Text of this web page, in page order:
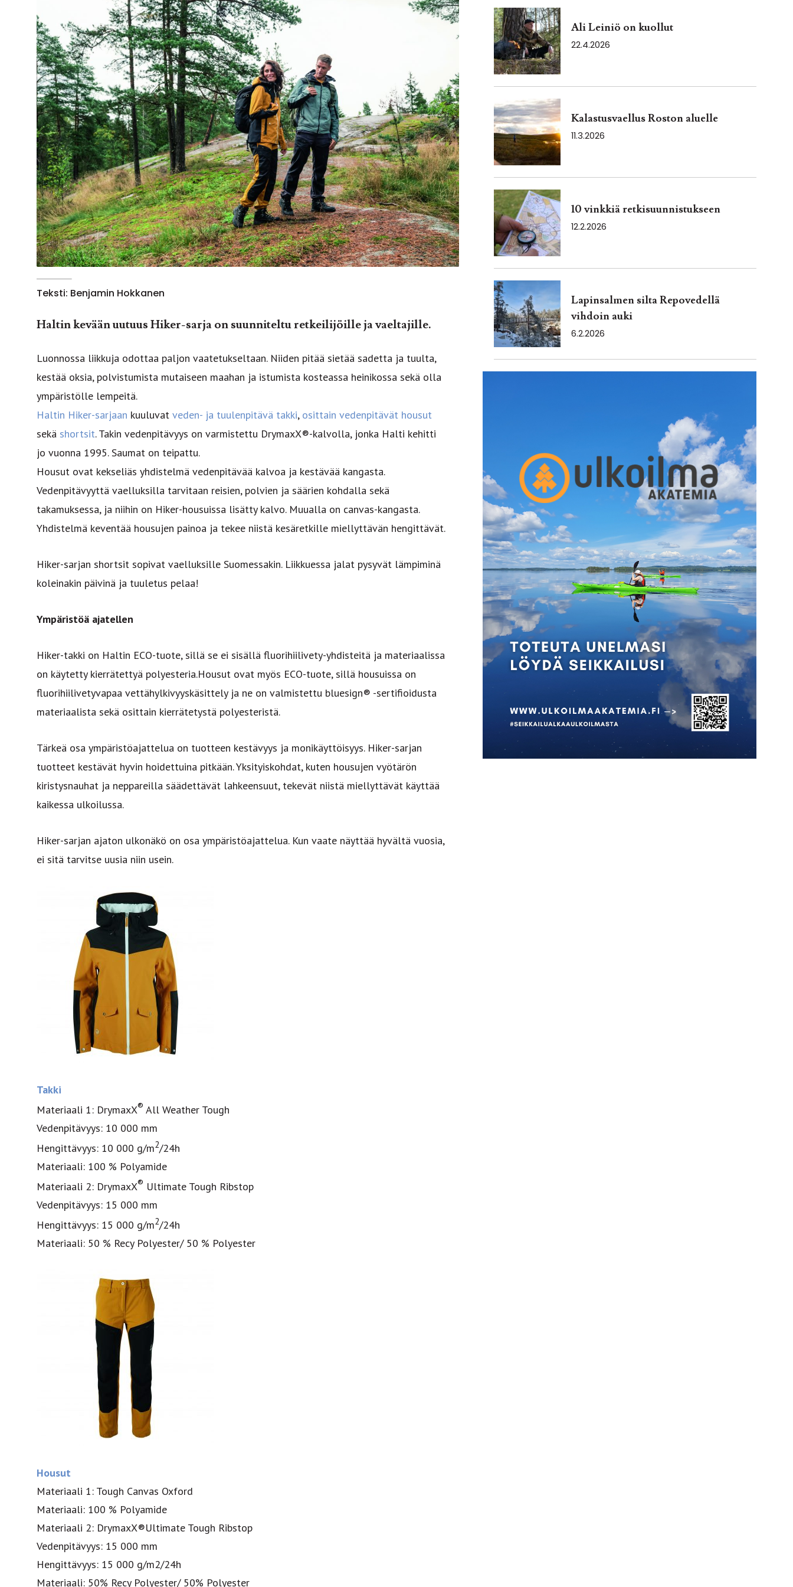
Teksti: Benjamin Hokkanen
Haltin kevään uutuus Hiker-sarja on suunniteltu retkeilijöille ja vaeltajille.
Luonnossa liikkuja odottaa paljon vaatetukseltaan. Niiden pitää sietää sadetta ja tuulta,
kestää oksia, polvistumista mutaiseen maahan ja istumista kosteassa heinikossa sekä olla
ympäristölle lempeitä.
Haltin Hiker-sarjaan kuuluvat veden- ja ­tuulenpitävä takki, osittain vedenpitävät housut
sekä shortsit. Takin vedenpitävyys on varmistettu DrymaxX®-kalvolla, jonka Halti kehitti
jo vuonna 1995. Saumat on teipattu.
Housut ovat kekseliäs yhdistelmä vedenpitävää kalvoa ja kestävää kangasta.
Vedenpitävyyttä vaelluksilla tarvitaan reisien, polvien ja säärien kohdalla sekä
takamuksessa, ja niihin on Hiker-housuissa lisätty kalvo. Muualla on canvas-kangasta.
Yhdistelmä keventää housujen painoa ja tekee niistä kesäretkille miellyttävän hengittävät.
Hiker-sarjan shortsit sopivat vaelluksille Suomessakin. Liikkuessa jalat pysyvät lämpiminä
koleinakin päivinä ja tuuletus pelaa!
Ympäristöä ajatellen
Hiker-takki on Haltin ECO-tuote, sillä se ei sisällä fluorihiilivety-yhdisteitä ja materiaalissa
on käytetty kierrätettyä polyesteria.Housut ovat myös ECO-tuote, sillä housuissa on
fluorihiilivetyvapaa vettähylkivyyskäsittely ja ne on valmistettu bluesign® -sertifioidusta
materiaalista sekä osittain kierrätetystä polyesteristä.
Tärkeä osa ympäristöajattelua on tuotteen kestävyys ja monikäyttöisyys. Hiker-sarjan
tuotteet kestävät hyvin hoidettuina pitkään. Yksityiskohdat, kuten housujen vyötärön
kiristysnauhat ja neppareilla säädettävät lahkeensuut, tekevät niistä miellyttävät käyttää
kaikessa ulkoilussa.
Hiker-sarjan ajaton ulkonäkö on osa ympäristöajattelua. Kun vaate näyttää hyvältä vuosia,
ei sitä tarvitse uusia niin usein.
Takki
Materiaali 1: DrymaxX® All Weather Tough
Vedenpitävyys: 10 000 mm
Hengittävyys: 10 000 g/m2/24h
Materiaali: 100 % Polyamide
Materiaali 2: DrymaxX® Ultimate Tough Ribstop
Vedenpitävyys: 15 000 mm
Hengittävyys: 15 000 g/m2/24h
Materiaali: 50 % Recy Polyester/ 50 % Polyester
Housut
Materiaali 1: Tough Canvas Oxford
Materiaali: 100 % Polyamide
Materiaali 2: DrymaxX®Ultimate Tough Ribstop
Vedenpitävyys: 15 000 mm
Hengittävyys: 15 000 g/m2/24h
Materiaali: 50% Recy Polyester/ 50% Polyester
Ali Leiniö on kuollut
22.4.2026
Kalastusvaellus Roston aluelle
11.3.2026
10 vinkkiä retkisuunnistukseen
12.2.2026
Lapinsalmen silta Repovedellä
vihdoin auki
6.2.2026